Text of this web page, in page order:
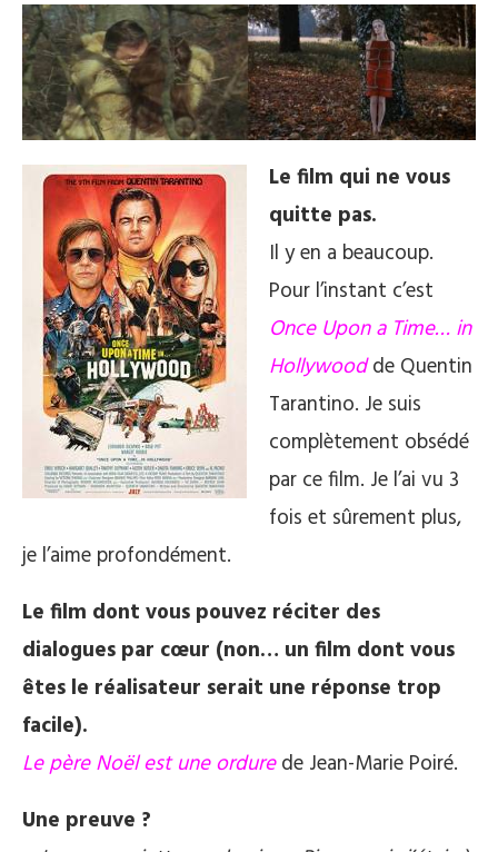
Le film qui ne vous
quitte pas.
Il y en a beaucoup.
Pour l’instant c’est
Once Upon a Time… in
Hollywoodde Quentin
Tarantino. Je suis
complètement obsédé
par ce film. Je l’ai vu 3
fois et sûrement plus,
je l’aime profondément.
Le film dont vous pouvez réciter des
dialogues par cœur (non… un film dont vous
êtes le réalisateur serait une réponse trop
facile).
Le père Noël est une ordurede Jean-Marie Poiré.
Une preuve ?